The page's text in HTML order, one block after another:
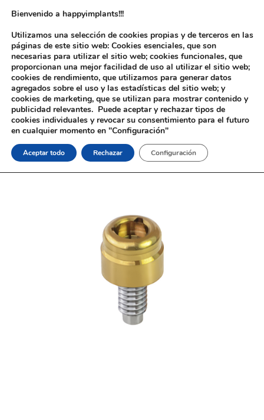
Inicio/Implantología/Aditamentos Analógicos/Zimmer®/ Pilar
Tipo Locator® Zimmer®
Bienvenido a happyimplants!!!
Utilizamos una selección de cookies propias y de terceros en las
páginas de este sitio web: Cookies esenciales, que son
necesarias para utilizar el sitio web; cookies funcionales, que
proporcionan una mejor facilidad de uso al utilizar el sitio web;
cookies de rendimiento, que utilizamos para generar datos
agregados sobre el uso y las estadísticas del sitio web; y
cookies de marketing, que se utilizan para mostrar contenido y
publicidad relevantes. Puede aceptar y rechazar tipos de
cookies individuales y revocar su consentimiento para el futuro
en cualquier momento en "Configuración"
Aceptar todo Rechazar Configuración